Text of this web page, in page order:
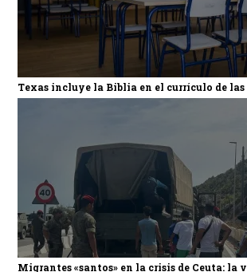
Texas incluye la Biblia en el currículo de las
Migrantes «santos» en la crisis de Ceuta: la